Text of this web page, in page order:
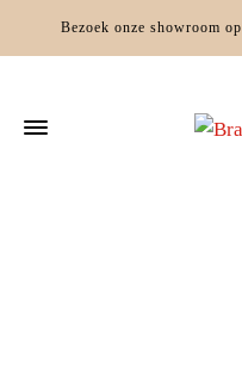
Bezoek onze showroom op